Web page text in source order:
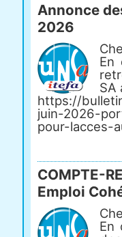
Annonce
2026
En
SA
https://
juin-2026-
pour-lacces-
COMPTE-
Emploi
En